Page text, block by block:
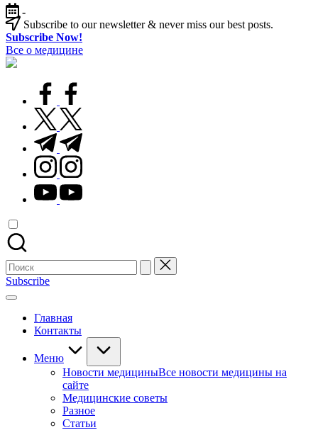
Перейти
к
содержимому
-
Subscribe to our newsletter & never miss our best posts.
Subscribe Now!
Все о медицине
Лечитесь
facebook.com
twitter.com
t.me
instagram.com
youtube.com
Поиск
для:
Subscribe
Главная
Контакты
Меню
Новости медициныВсе новости медицины на
сайте
Медицинские советы
Разное
Статьи